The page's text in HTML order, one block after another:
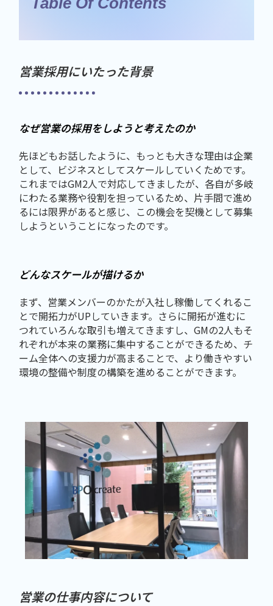
営業採用にいたった背景
なぜ営業の採用をしようと考えたのか
先ほどもお話したように、もっとも大きな理由は企業
として、ビジネスとしてスケールしていくためです。
これまではGM2人で対応してきましたが、各自が多岐
にわたる業務や役割を担っているため、片手間で進め
るには限界があると感じ、この機会を契機として募集
しようということになったのです。
どんなスケールが描けるか
まず、営業メンバーのかたが入社し稼働してくれるこ
とで開拓力がUPしていきます。さらに開拓が進むに
つれていろんな取引も増えてきますし、GMの2人もそ
れぞれが本来の業務に集中することができるため、チ
ーム全体への支援力が高まることで、より働きやすい
環境の整備や制度の構築を進めることができます。
営業の仕事内容について